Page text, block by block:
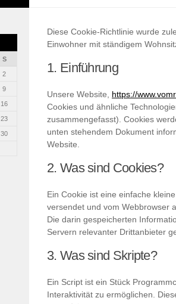
Diese Cookie-Richtlinie wurde
Einwohner mit ständigem
1. Einführung
Unsere Website, https://
Cookies und ähnliche
zusammengefasst). Cookies
unten stehendem Dokument
Website.
2. Was sind Cookies?
Ein Cookie ist eine einfache
versendet und vom Webbrowser
Die darin gespeicherten
Servern relevanter Drittanbieter
3. Was sind Skripte?
Ein Script ist ein Stück
Interaktivität zu ermöglichen.
S
2
9
16
23
30